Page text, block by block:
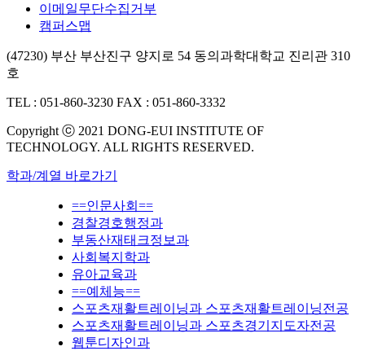
이메일무단수집거부
캠퍼스맵
(47230) 부산 부산진구 양지로 54 동의과학대학교 진리관 310
호
TEL : 051-860-3230 FAX : 051-860-3332
Copyright ⓒ 2021 DONG-EUI INSTITUTE OF
TECHNOLOGY. ALL RIGHTS RESERVED.
학과/계열 바로가기
==인문사회==
경찰경호행정과
부동산재태크정보과
사회복지학과
유아교육과
==예체능==
스포츠재활트레이닝과 스포츠재활트레이닝전공
스포츠재활트레이닝과 스포츠경기지도자전공
웹툰디자인과